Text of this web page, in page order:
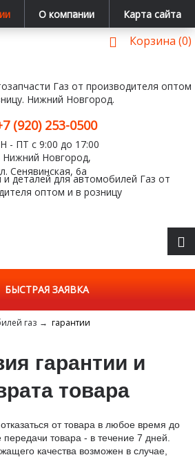
О компании Карта сайта
Корзина (0)
и деталей для автомобилей Газ от
оптом и в розницу
(920) 253-0500
- ПТ с 9:00 до 17:00
Нижний Новгород,
Сенявинская, 6а
БЫСТРАЯ ЗАЯВКА
газ гарантии
гарантии и
товара
от товара в любое время до
товара - в течение 7 дней.
качества возможен в случае,